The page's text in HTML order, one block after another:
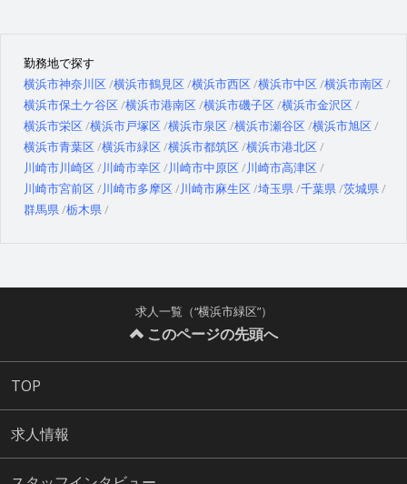
勤務地で探す
横浜市神奈川区 横浜市鶴見区 横浜市西区 横浜市中区 横浜市南区
横浜市保土ケ谷区 横浜市港南区 横浜市磯子区 横浜市金沢区
横浜市栄区 横浜市戸塚区 横浜市泉区 横浜市瀬谷区 横浜市旭区
横浜市青葉区 横浜市緑区 横浜市都筑区 横浜市港北区
川崎市川崎区
川崎市幸区 川崎市中原区
川崎市高津区
川崎市宮前区
川崎市多摩区 川崎市麻生区 埼玉県 千葉県 茨城県
群馬県 栃木県
求人一覧（“横浜市緑区”）
このページの先頭へ
TOP
求人情報